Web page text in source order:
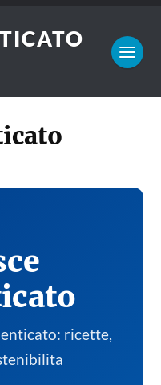
ricette,